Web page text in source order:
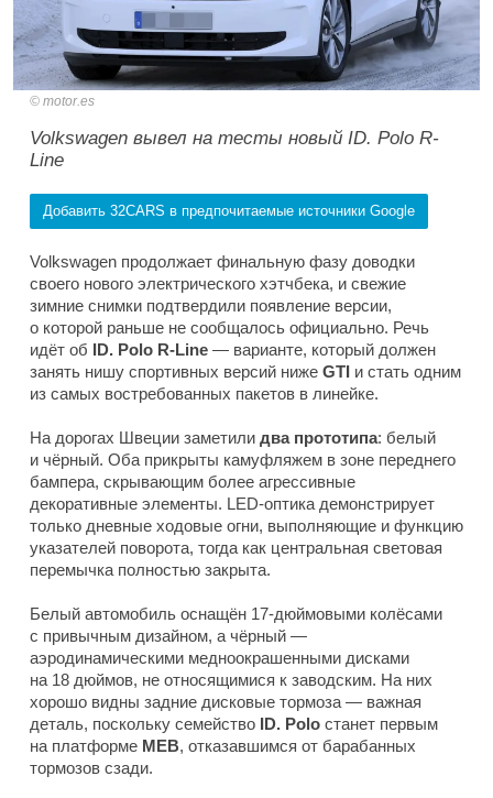
motor.es
Volkswagen вывел на тесты новый ID. Polo R-
Line
Добавить 32CARS в предпочитаемые источники Google
Volkswagen продолжает финальную фазу доводки
своего нового электрического хэтчбека, и свежие
зимние снимки подтвердили появление версии,
о которой раньше не сообщалось официально. Речь
идёт об ID. Polo R-Line — варианте, который должен
занять нишу спортивных версий ниже GTI и стать одним
из самых востребованных пакетов в линейке.
На дорогах Швеции заметили два прототипа: белый
и чёрный. Оба прикрыты камуфляжем в зоне переднего
бампера, скрывающим более агрессивные
декоративные элементы. LED-оптика демонстрирует
только дневные ходовые огни, выполняющие и функцию
указателей поворота, тогда как центральная световая
перемычка полностью закрыта.
Белый автомобиль оснащён 17-дюймовыми колёсами
с привычным дизайном, а чёрный —
аэродинамическими медноокрашенными дисками
на 18 дюймов, не относящимися к заводским. На них
хорошо видны задние дисковые тормоза — важная
деталь, поскольку семейство ID. Polo станет первым
на платформе MEB, отказавшимся от барабанных
тормозов сзади.